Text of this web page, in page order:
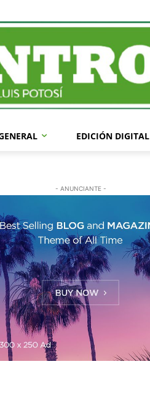
EDICIÓN DIGITAL
- ANUNCIANTE -